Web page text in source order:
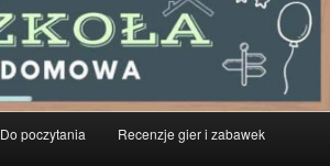
Do poczytania Recenzje gier i zabawek